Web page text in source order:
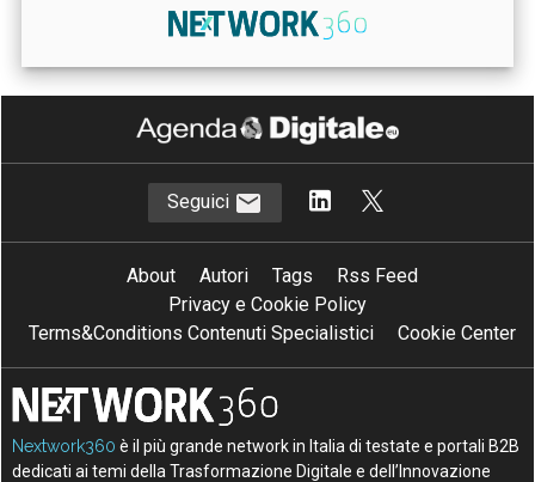
Seguici
About Autori Tags
Rss Feed
Privacy e Cookie Policy
Terms&Conditions Contenuti Specialistici
Cookie Center
Nextwork360 è il più grande network in Italia di testate e portali B2B
dedicati ai temi della Trasformazione Digitale e dell’Innovazione